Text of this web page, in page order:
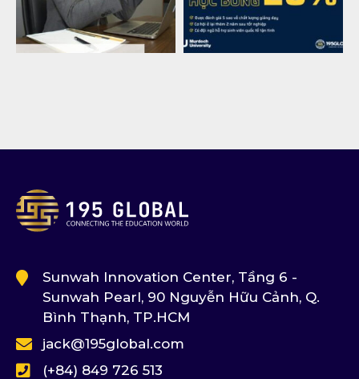
Sunwah Innovation Center, Tầng 6 -
Sunwah Pearl, 90 Nguyễn Hữu Cảnh, Q.
Bình Thạnh, TP.HCM
jack@195global.com
(+84) 849 726 513